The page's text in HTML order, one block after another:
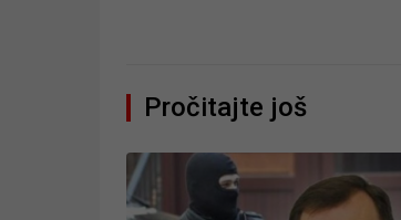
Pročitajte još